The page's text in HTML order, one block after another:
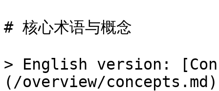
# 核心术语与概念
> English version:
(/overview/concepts.md)